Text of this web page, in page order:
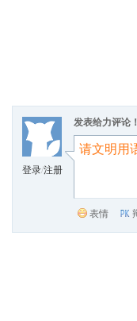
登录/注册
发表给力评论
表情